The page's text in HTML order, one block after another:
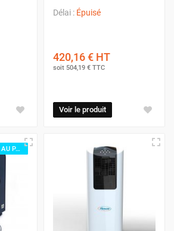
Délai : Épuisé
420,16 € HT
soit 504,19 € TTC
Voir le produit
-28% DÈS 2 PRODUITS AU PANIER